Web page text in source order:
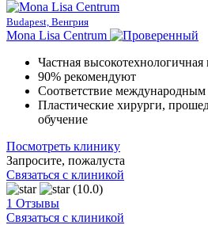
Budapest, Венгрия
Mona Lisa Centrum
Частная высокотехнологичная
90% рекомендуют
Соответствие международным
Пластические хирурги,
обучение
Посмотреть клинику
Запросите, пожалуста
Связаться с клиникой
(10.0)
1 Отзывы
Связаться с клиникой